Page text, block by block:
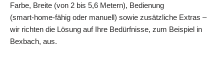
Farbe, Breite (von 2 bis 5,6 Metern), Bedienung
(smart‑home‑fähig oder manuell) sowie zusätzliche Extras –
wir richten die Lösung auf Ihre Bedürfnisse, zum Beispiel in
Bexbach, aus.